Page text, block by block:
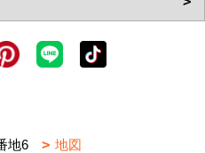
地6
地図